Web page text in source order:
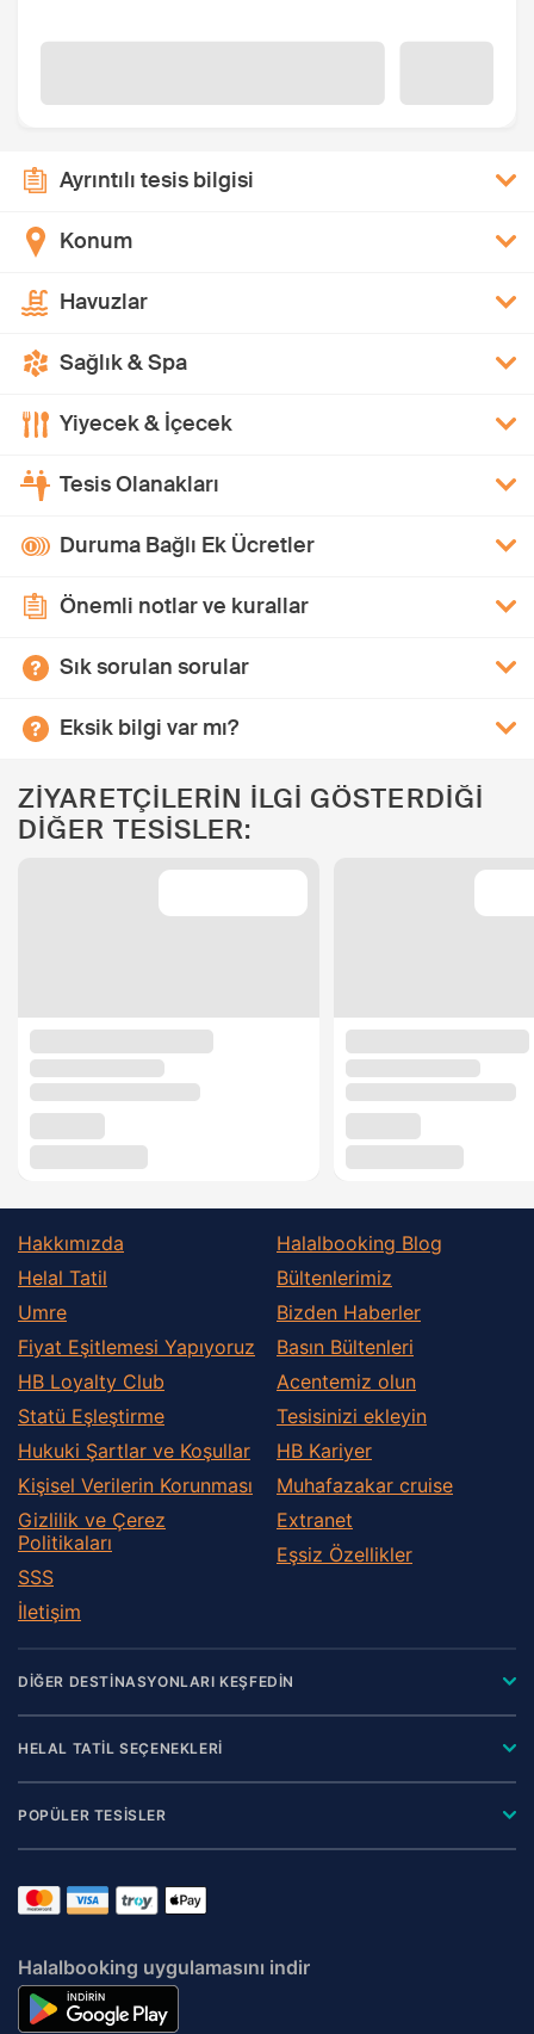
Ayrıntılı tesis bilgisi
Konum
Havuzlar
Sağlık & Spa
Yiyecek & İçecek
Tesis Olanakları
Duruma Bağlı Ek Ücretler
Önemli notlar ve kurallar
Sık sorulan sorular
Eksik bilgi var mı?
ZİYARETÇİLERİN İLGİ GÖSTERDİĞİ
DİĞER TESİSLER:
Hakkımızda
Helal Tatil
Umre
Fiyat Eşitlemesi Yapıyoruz
HB Loyalty Club
Statü Eşleştirme
Hukuki Şartlar ve Koşullar
Kişisel Verilerin Korunması
Gizlilik ve Çerez
Politikaları
SSS
İletişim
Halalbooking Blog
Bültenlerimiz
Bizden Haberler
Basın Bültenleri
Acentemiz olun
Tesisinizi ekleyin
HB Kariyer
Muhafazakar сruise
Extranet
Eşsiz Özellikler
DİĞER DESTİNASYONLARI KEŞFEDİN
HELAL TATİL SEÇENEKLERİ
POPÜLER TESİSLER
Halalbooking uygulamasını indir